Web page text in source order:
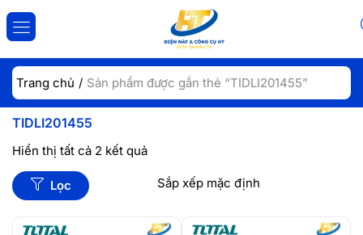
Nhập tài khoản và mật khẩu để đăng nhập.
Lưu đăng nhập
Trang chủ Sản phẩm được gắn thẻ “TIDLI201455”
TIDLI201455
Hiển thị tất cả 2 kết quả
Lọc